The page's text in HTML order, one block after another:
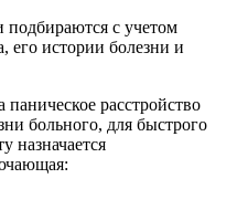
подбираются с учетом
его истории болезни и
расстройство
больного, для быстрого
назначается